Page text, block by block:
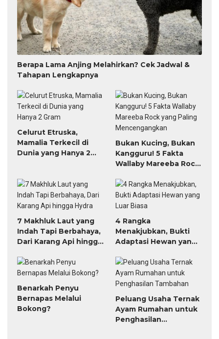
Berapa Lama Anjing Melahirkan? Cek Jadwal &
Tahapan Lengkapnya
Celurut Etruska,
Mamalia Terkecil di
Dunia yang Hanya 2
Bukan Kucing, Bukan
Kangguru! 5 Fakta
Wallaby Mareeba Rock
Mencengangkan
7 Makhluk Laut yang
Indah Tapi Berbahaya,
Dari Karang Api hingga
4 Rangka
Menakjubkan, Bukti
Adaptasi Hewan yang
Benarkah Penyu
Bernapas Melalui
Bokong?
Peluang Usaha Ternak
Ayam Rumahan untuk
Penghasilan